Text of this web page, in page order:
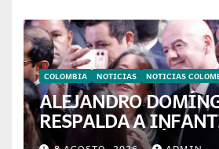
COLOMBIA NOTICIAS NOTICIAS
ALEJANDRO
RESPALDA A
CALI: «ES EL LÍDER